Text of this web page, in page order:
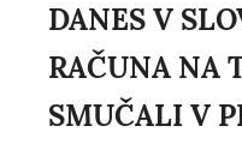
DANES V
RAČUNA NA
SMUČALI V